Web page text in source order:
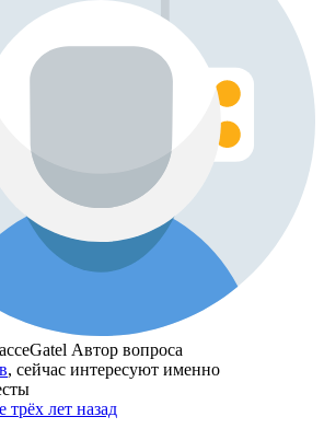
Автор вопроса
, сейчас интересуют именно
трёх лет назад